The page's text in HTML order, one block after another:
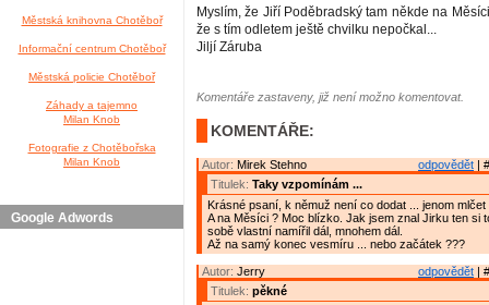
Městská knihovna Chotěboř
Informační centrum Chotěboř
Městská policie Chotěboř
Záhady a tajemno
Milan Knob
Fotografie z Chotěbořska
Milan Knob
Google Adwords
Myslím, že Jiří Poděbradský tam někde na
že s tím odletem ještě chvilku nepočkal...
Jiljí Záruba
Komentáře zastaveny, již není možno komentovat.
KOMENTÁŘE:
odpovědět |
Autor: Mirek Stehno
Titulek: Taky vzpomínám ...
Krásné psaní, k němuž není co dodat ... jenom
A na Měsíci ? Moc blízko. Jak jsem znal Jirku ten si
sobě vlastní namířil dál, mnohem dál.
Až na samý konec vesmíru ... nebo začátek ???
odpovědět |
Autor: Jerry
Titulek: pěkné